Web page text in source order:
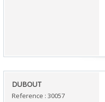
‎DUBOUT‎
Reference : 30057